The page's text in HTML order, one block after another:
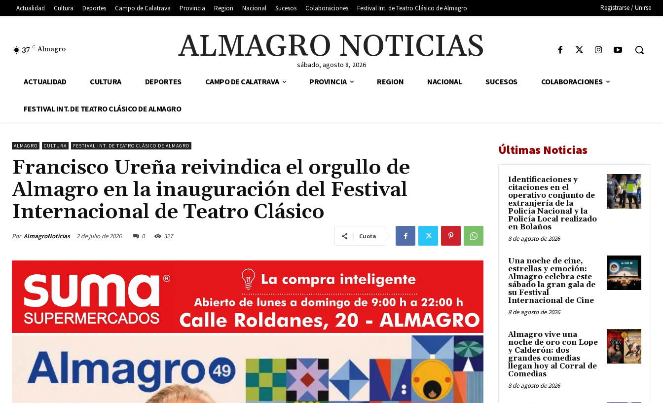
Actualidad Cultura Deportes Campo de Calatrava Provincia Region Nacional Sucesos Colaboraciones Festival Int. de Teatro Clásico de Almagro Registrarse / Unirse
37 C Almagro ALMAGRO NOTICIAS
sábado, agosto 8, 2026
ACTUALIDAD CULTURA DEPORTES CAMPO DE CALATRAVA PROVINCIA REGION NACIONAL SUCESOS COLABORACIONES
FESTIVAL INT. DE TEATRO CLÁSICO DE ALMAGRO
ALMAGRO CULTURA FESTIVAL INT. DE TEATRO CLÁSICO DE ALMAGRO
Francisco Ureña reivindica el orgullo de
Almagro en la inauguración del Festival
Internacional de Teatro Clásico
Por AlmagroNoticias 2 de julio de 2026 0 327 Cuota
Últimas Noticias
Identificaciones y
citaciones en el
operativo conjunto de
extranjería de la
Policía Nacional y la
Policía Local realizado
en Bolaños
8 de agosto de 2026
Una noche de cine,
estrellas y emoción:
Almagro celebra este
sábado la gran gala de
su Festival
Internacional de Cine
8 de agosto de 2026
Almagro vive una
noche de oro con Lope
y Calderón: dos
grandes comedias
llegan hoy al Corral de
Comedias
8 de agosto de 2026